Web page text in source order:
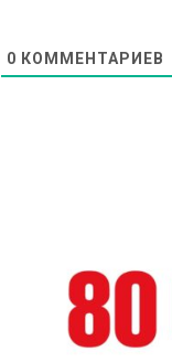
0 КОММЕНТАРИЕВ